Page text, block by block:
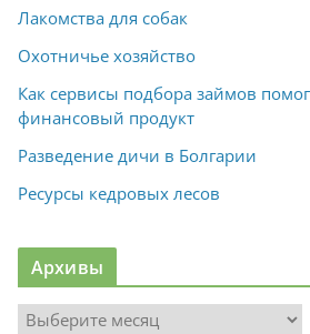
Лакомства для собак
Охотничье хозяйство
Как сервисы подбора займов
финансовый продукт
Разведение дичи в Болгарии
Ресурсы кедровых лесов
Архивы